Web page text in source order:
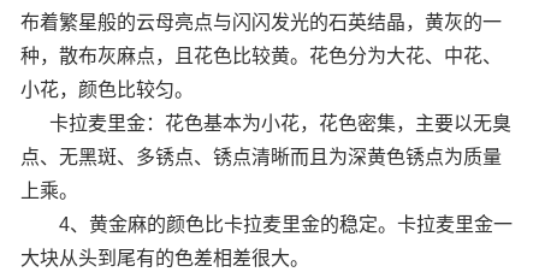
布着繁星般的云母亮点与闪闪发光的石英结晶，黄灰的一
种，散布灰麻点，且花色比较黄。花色分为大花、中花、
小花，颜色比较匀。
卡拉麦里金：花色基本为小花，花色密集，主要以无臭
点、无黑斑、多锈点、锈点清晰而且为深黄色锈点为质量
上乘。
4、黄金麻的颜色比卡拉麦里金的稳定。卡拉麦里金一
大块从头到尾有的色差相差很大。